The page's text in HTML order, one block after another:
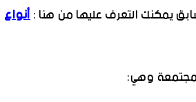
يمكنك التعرف عليها من هنا :أنواع
مجتمعة وهي: